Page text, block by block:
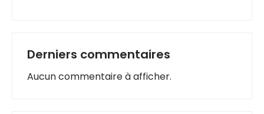
Derniers commentaires
Aucun commentaire à afficher.